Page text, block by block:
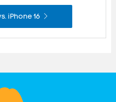
iPhone 16